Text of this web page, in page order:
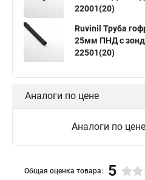
22001(20)
Ruvinil Труба
25мм ПНД с
22501(20)
Аналоги по цене
Аналоги по
Общая оценка товара: 5